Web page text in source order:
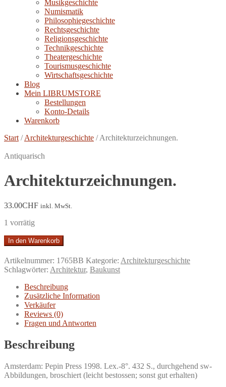
Musikgeschichte
Numismatik
Philosophiegeschichte
Rechtsgeschichte
Religionsgeschichte
Technikgeschichte
Theatergeschichte
Tourismusgeschichte
Wirtschaftsgeschichte
Blog
Mein LIBRUMSTORE
Bestellungen
Konto-Details
Warenkorb
Start /Architekturgeschichte /Architekturzeichnungen.
Antiquarisch
Architekturzeichnungen.
33.00CHF inkl. MwSt.
1 vorrätig
Architekturzeichnungen.
Menge
In den Warenkorb
Artikelnummer: 1765BB Kategorie: Architekturgeschichte
Schlagwörter: Architektur, Baukunst
Beschreibung
Zusätzliche Information
Verkäufer
Reviews (0)
Fragen und Antworten
Beschreibung
Amsterdam: Pepin Press 1998. Lex.-8°. 432 S., durchgehend sw-
Abbildungen, broschiert (leicht bestossen; sonst gut erhalten)